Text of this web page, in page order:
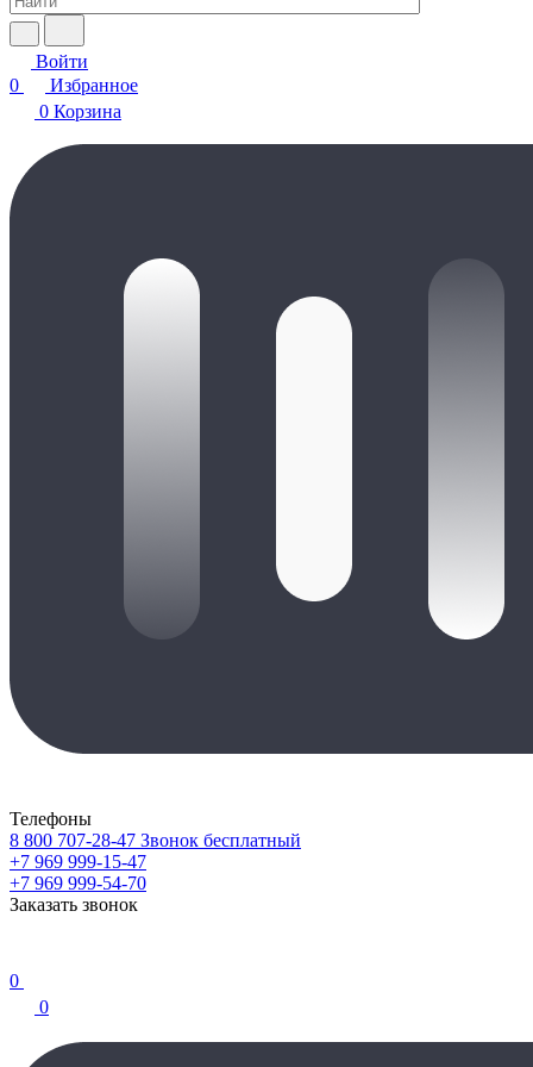
Войти
0
Избранное
0 Корзина
Телефоны
8 800 707-28-47 Звонок бесплатный
+7 969 999-15-47
+7 969 999-54-70
Заказать звонок
0
0